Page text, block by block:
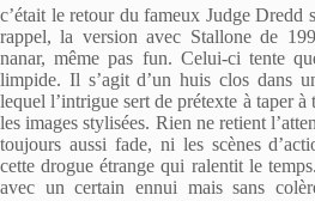
c’était le retour du fameux Judge Dredd
rappel, la version avec Stallone de
nanar, même pas fun. Celui-ci tente
limpide. Il s’agit d’un huis clos dans
lequel l’intrigue sert de prétexte à taper à
les images stylisées. Rien ne retient
toujours aussi fade, ni les scènes
cette drogue étrange qui ralentit le
avec un certain ennui mais sans